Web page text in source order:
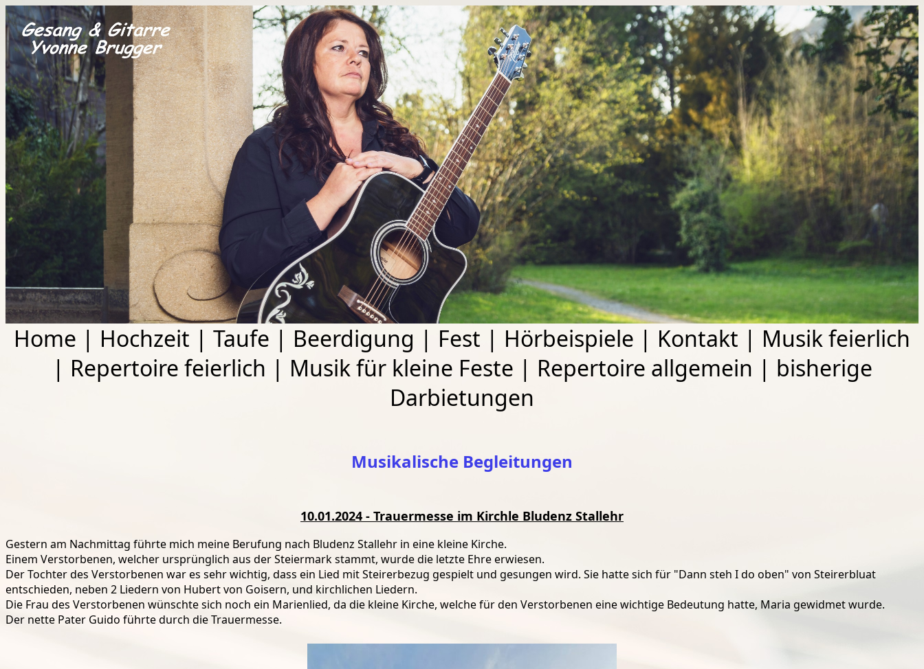
Home | Hochzeit | Taufe | Beerdigung | Fest | Hörbeispiele | Kontakt | Musik feierlich
| Repertoire feierlich | Musik für kleine Feste | Repertoire allgemein | bisherige
Darbietungen
Musikalische Begleitungen
10.01.2024 - Trauermesse im Kirchle Bludenz Stallehr
Gestern am Nachmittag führte mich meine Berufung nach Bludenz Stallehr in eine kleine Kirche.
Einem Verstorbenen, welcher ursprünglich aus der Steiermark stammt, wurde die letzte Ehre erwiesen.
Der Tochter des Verstorbenen war es sehr wichtig, dass ein Lied mit Steirerbezug gespielt und gesungen wird. Sie hatte sich für "Dann steh I do oben" von Steirerbluat
entschieden, neben 2 Liedern von Hubert von Goisern, und kirchlichen Liedern.
Die Frau des Verstorbenen wünschte sich noch ein Marienlied, da die kleine Kirche, welche für den Verstorbenen eine wichtige Bedeutung hatte, Maria gewidmet wurde.
Der nette Pater Guido führte durch die Trauermesse.